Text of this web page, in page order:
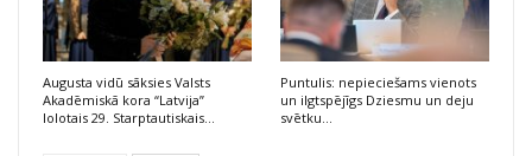
Augusta vidū sāksies Valsts
Akadēmiskā kora “Latvija”
lolotais 29. Starptautiskais…
Puntulis: nepieciešams vienots
un ilgtspējīgs Dziesmu un deju
svētku…